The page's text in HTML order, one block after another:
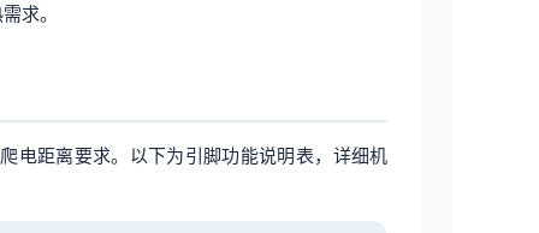
求。
电距离要求。以下为引脚功能说明表，详细机